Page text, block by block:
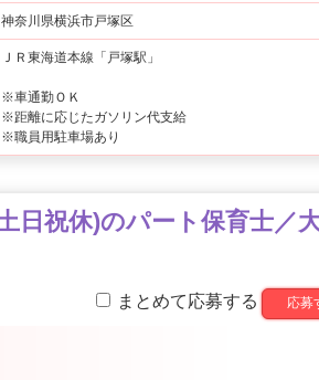
神奈川県横浜市戸塚区
ＪＲ東海道本線「戸塚駅」
※車通勤ＯＫ
※距離に応じたガソリン代支給
※職員用駐車場あり
日祝休)のパート保育士／
まとめて応募する 応募